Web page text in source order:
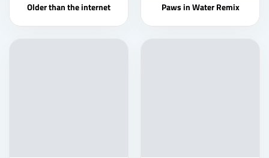
Older than the internet Paws in Water Remix